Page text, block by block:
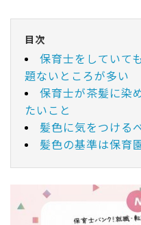
目次
保育士をしていて
題ないところが多い
保育士が茶髪に染
たいこと
髪色に気をつける
髪色の基準は保育